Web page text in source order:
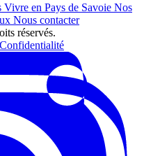
Vivre en Pays de Savoie Nos
Nous contacter
réservés.
Confidentialité